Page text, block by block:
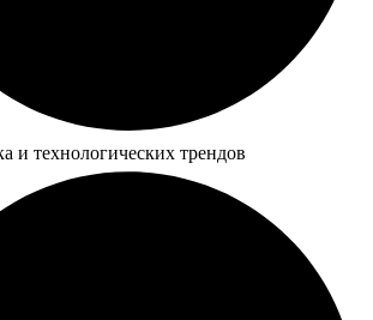
и технологических трендов